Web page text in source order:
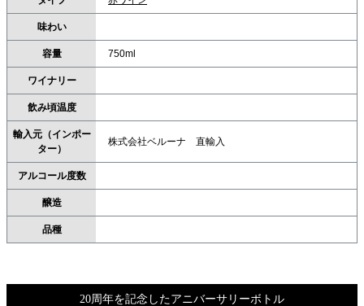
味わい
容量 750ml
ワイナリー
飲み頃温度
輸入元（インポー
ター）
株式会社ベルーナ 直輸入
アルコール度数
醸造
品種
20周年を記念したアニバーサリーボトル